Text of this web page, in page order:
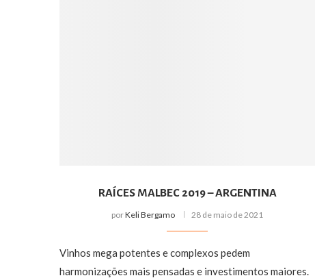
RAÍCES MALBEC 2019 – ARGENTINA
porKeli Bergamo 28 de maio de 2021
Vinhos mega potentes e complexos pedem
harmonizações mais pensadas e investimentos maiores.